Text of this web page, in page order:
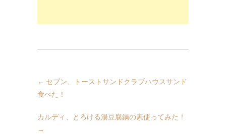
← セブン、トーストサンドクラブハウスサンド
食べた！
カルディ、とろける湯豆腐鍋の素使ってみた！
→